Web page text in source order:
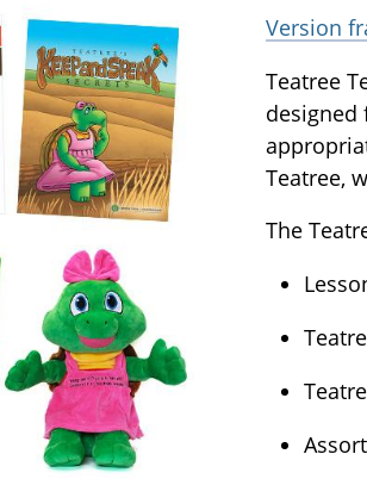
Version
Teatree
designed
Teatree,
The